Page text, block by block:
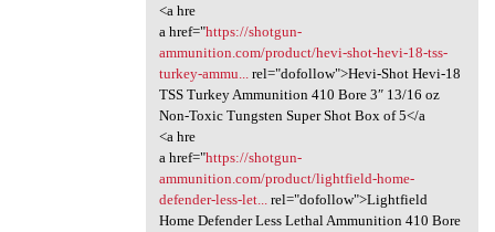
<a hre
a href="https://shotgun-
ammunition.com/product/hevi-shot-hevi-18-tss-
turkey-ammu...rel="dofollow">Hevi-Shot Hevi-18
TSS Turkey Ammunition 410 Bore 3″ 13/16 oz
Non-Toxic Tungsten Super Shot Box of 5</a
<a hre
a href="https://shotgun-
ammunition.com/product/lightfield-home-
defender-less-let...rel="dofollow">Lightfield
Home Defender Less Lethal Ammunition 410 Bore